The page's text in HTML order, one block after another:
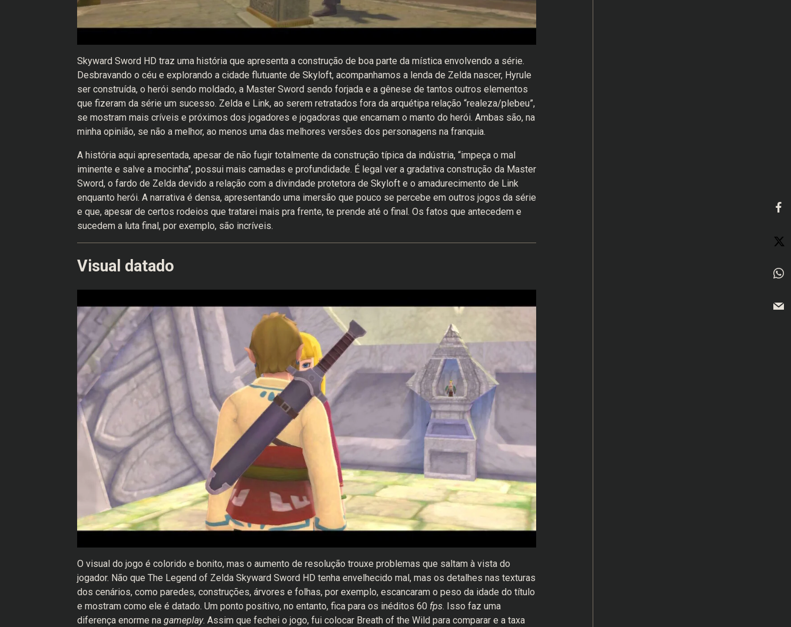
Skyward Sword HD traz uma história que apresenta a construção de boa parte da mística envolvendo a série.
Desbravando o céu e explorando a cidade flutuante de Skyloft, acompanhamos a lenda de Zelda nascer, Hyrule
ser construída, o herói sendo moldado, a Master Sword sendo forjada e a gênese de tantos outros elementos
que fizeram da série um sucesso. Zelda e Link, ao serem retratados fora da arquétipa relação “realeza/plebeu”,
se mostram mais críveis e próximos dos jogadores e jogadoras que encarnam o manto do herói. Ambas são, na
minha opinião, se não a melhor, ao menos uma das melhores versões dos personagens na franquia.
A história aqui apresentada, apesar de não fugir totalmente da construção típica da indústria, “impeça o mal
iminente e salve a mocinha”, possui mais camadas e profundidade. É legal ver a gradativa construção da Master
Sword, o fardo de Zelda devido a relação com a divindade protetora de Skyloft e o amadurecimento de Link
enquanto herói. A narrativa é densa, apresentando uma imersão que pouco se percebe em outros jogos da série
e que, apesar de certos rodeios que tratarei mais pra frente, te prende até o final. Os fatos que antecedem e
sucedem a luta final, por exemplo, são incríveis.
Visual datado
O visual do jogo é colorido e bonito, mas o aumento de resolução trouxe problemas que saltam à vista do
jogador. Não que The Legend of Zelda Skyward Sword HD tenha envelhecido mal, mas os detalhes nas texturas
dos cenários, como paredes, construções, árvores e folhas, por exemplo, escancaram o peso da idade do título
e mostram como ele é datado. Um ponto positivo, no entanto, fica para os inéditos 60 fps. Isso faz uma
diferença enorme na gameplay. Assim que fechei o jogo, fui colocar Breath of the Wild para comparar e a taxa